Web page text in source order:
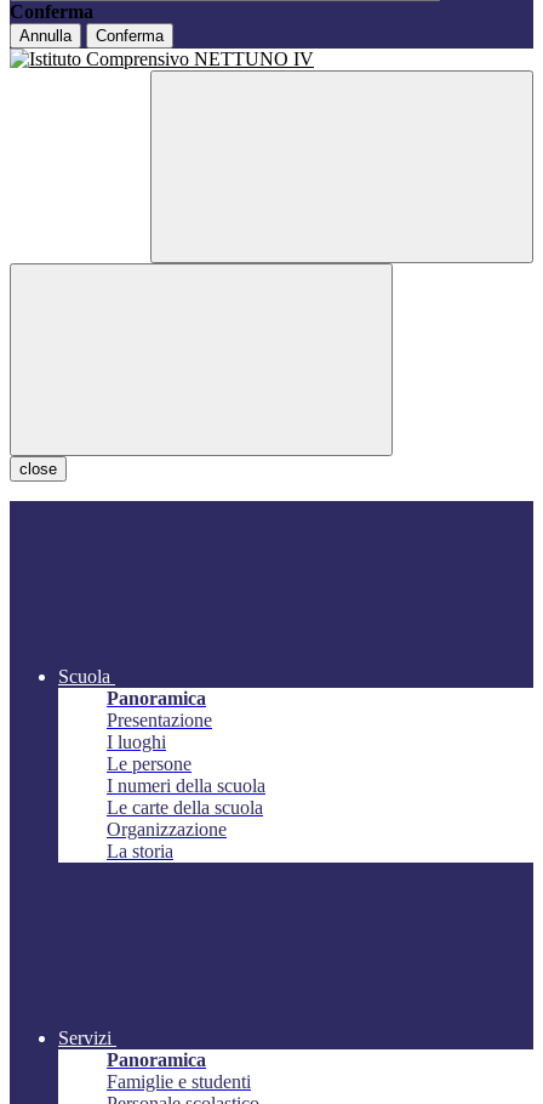
Conferma
Annulla Conferma
close
Scuola
Panoramica
Presentazione
I luoghi
Le persone
I numeri della scuola
Le carte della scuola
Organizzazione
La storia
Servizi
Panoramica
Famiglie e studenti